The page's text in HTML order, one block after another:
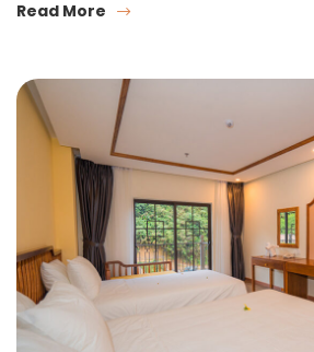
Read More